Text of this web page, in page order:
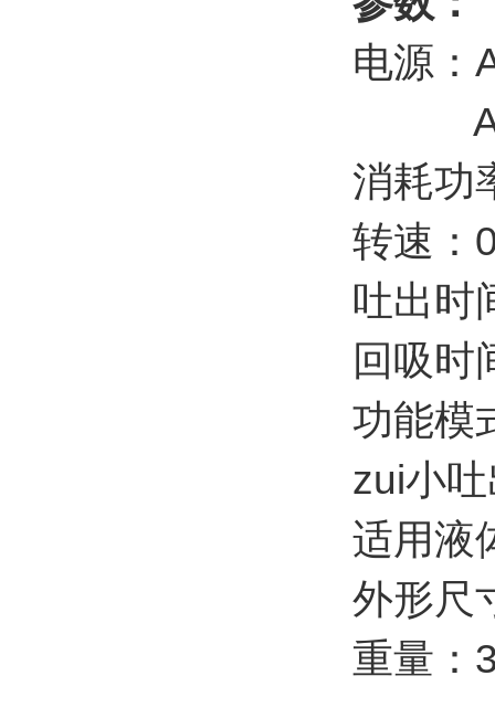
电源：
AC
消耗功
转速：
吐出时
回吸时
功能模
zui小
适用液
外形尺
重量：